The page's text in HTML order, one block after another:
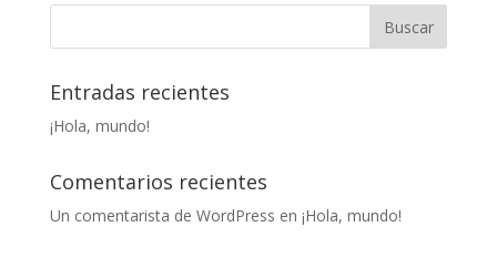
Entradas recientes
¡Hola, mundo!
Comentarios recientes
Un comentarista de WordPress en ¡Hola, mundo!